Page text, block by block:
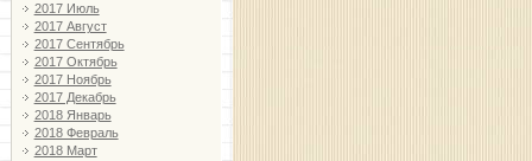
2017 Июль
2017 Август
2017 Сентябрь
2017 Октябрь
2017 Ноябрь
2017 Декабрь
2018 Январь
2018 Февраль
2018 Март